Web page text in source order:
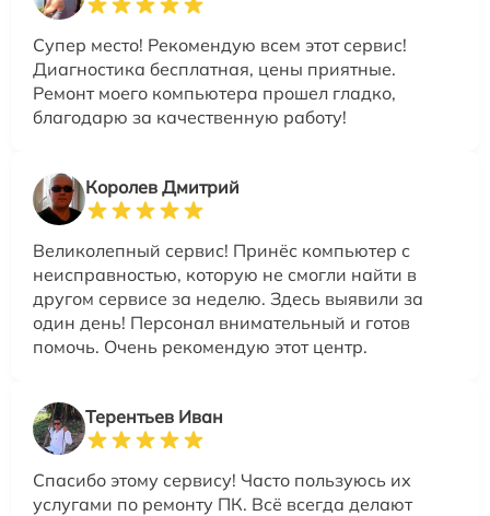
Супер место! Рекомендую всем этот сервис!
Диагностика бесплатная, цены приятные.
Ремонт моего компьютера прошел гладко,
благодарю за качественную работу!
Королев Дмитрий
Великолепный сервис! Принёс компьютер с
неисправностью, которую не смогли найти в
другом сервисе за неделю. Здесь выявили за
один день! Персонал внимательный и готов
помочь. Очень рекомендую этот центр.
Терентьев Иван
Спасибо этому сервису! Часто пользуюсь их
услугами по ремонту ПК. Всё всегда делают